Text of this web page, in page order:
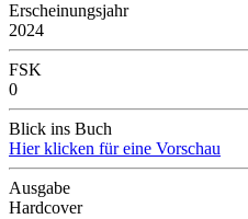
Erscheinungsjahr
2024
FSK
0
Blick ins Buch
Hier klicken für eine Vorschau
Ausgabe
Hardcover